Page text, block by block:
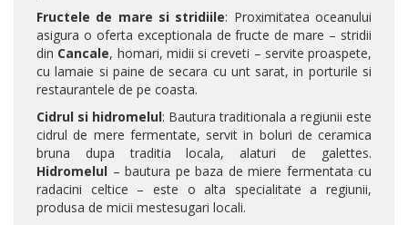
Fructele de mare si stridiile: Proximitatea oceanului
asigura o oferta exceptionala de fructe de mare – stridii
din Cancale, homari, midii si creveti – servite proaspete,
cu lamaie si paine de secara cu unt sarat, in porturile si
restaurantele de pe coasta.
Cidrul si hidromelul: Bautura traditionala a regiunii este
cidrul de mere fermentate, servit in boluri de ceramica
bruna dupa traditia locala, alaturi de galettes.
Hidromelul – bautura pe baza de miere fermentata cu
radacini celtice – este o alta specialitate a regiunii,
produsa de micii mestesugari locali.